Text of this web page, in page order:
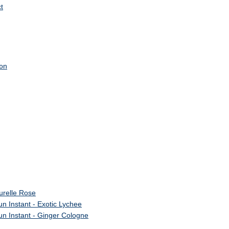
Rose
Instant - Exotic Lychee
Instant - Ginger Cologne